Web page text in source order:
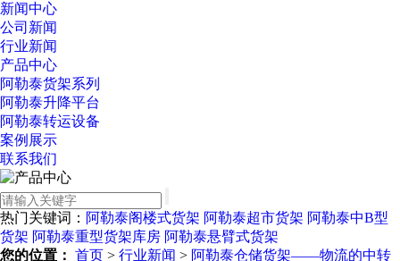
新闻中心
公司新闻
行业新闻
产品中心
阿勒泰货架系列
阿勒泰升降平台
阿勒泰转运设备
案例展示
联系我们
热门关键词： 阿勒泰阁楼式货架 阿勒泰超市货架 阿勒泰中B型
货架 阿勒泰重型货架库房 阿勒泰悬臂式货架
您的位置： 首页 > 行业新闻 > 阿勒泰仓储货架——物流的中转